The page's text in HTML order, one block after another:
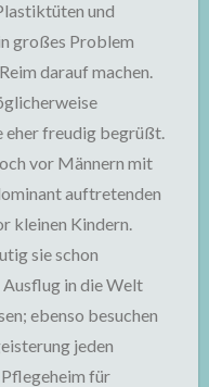
und
großes Problem
darauf machen.
freudig begrüßt.
vor Männern mit
auftretenden
kleinen Kindern.
sie schon
Ausflug in die Welt
ebenso besuchen
jeden
für